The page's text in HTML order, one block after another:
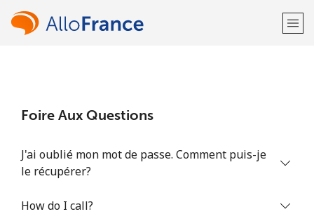
Vous avez déjà un compte?
S'enregistrer avec
Foire Aux Questions
J'ai oublié mon mot de passe. Comment puis-je
le récupérer?
How do I call?